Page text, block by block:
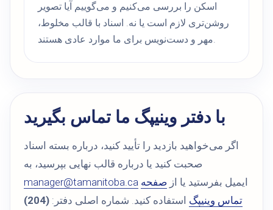
اسکن را بررسی می‌کنیم و می‌گوییم آیا تصویر
روشن‌تری لازم است یا نه. اسناد با قالب مخلوط،
مهر و دست‌نویس برای ما موارد عادی هستند.
با دفتر وینیپگ ما تماس بگیرید
اگر می‌خواهید بازدید را تأیید کنید، درباره بسته اسناد
صحبت کنید یا درباره قالب نهایی بپرسید، به
manager@tamanitoba.ca
ایمیل بفرستید یا از صفحه
تماس وینیپگ استفاده کنید. شماره اصلی دفتر:
(204)